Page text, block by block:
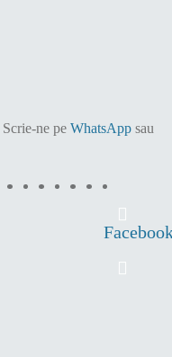
Scrie-ne pe WhatsAppsau